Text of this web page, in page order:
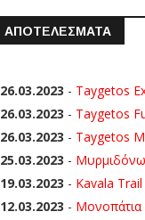
ΑΠΟΤΕΛΕΣΜΑΤΑ
26.03.2023 - Taygetos
26.03.2023 - Taygetos
26.03.2023 - Taygetos
25.03.2023 -
19.03.2023 - Kavala
12.03.2023 -